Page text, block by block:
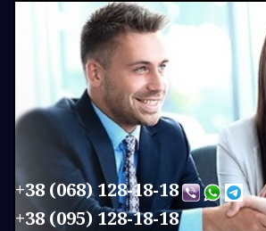
+38 (068) 128-18-18
+38 (095) 128-18-18